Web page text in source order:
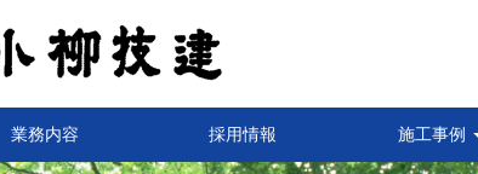
業務内容 採用情報 施工事例